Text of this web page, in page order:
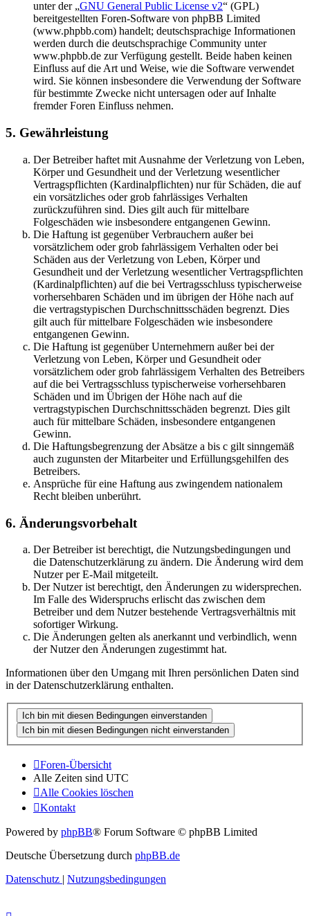
unter der „GNU General Public License v2“ (GPL)
bereitgestellten Foren-Software von phpBB Limited
(www.phpbb.com) handelt; deutschsprachige Informationen
werden durch die deutschsprachige Community unter
www.phpbb.de zur Verfügung gestellt. Beide haben keinen
Einfluss auf die Art und Weise, wie die Software verwendet
wird. Sie können insbesondere die Verwendung der Software
für bestimmte Zwecke nicht untersagen oder auf Inhalte
fremder Foren Einfluss nehmen.
5. Gewährleistung
Der Betreiber haftet mit Ausnahme der Verletzung von Leben,
Körper und Gesundheit und der Verletzung wesentlicher
Vertragspflichten (Kardinalpflichten) nur für Schäden, die auf
ein vorsätzliches oder grob fahrlässiges Verhalten
zurückzuführen sind. Dies gilt auch für mittelbare
Folgeschäden wie insbesondere entgangenen Gewinn.
Die Haftung ist gegenüber Verbrauchern außer bei
vorsätzlichem oder grob fahrlässigem Verhalten oder bei
Schäden aus der Verletzung von Leben, Körper und
Gesundheit und der Verletzung wesentlicher Vertragspflichten
(Kardinalpflichten) auf die bei Vertragsschluss typischerweise
vorhersehbaren Schäden und im übrigen der Höhe nach auf
die vertragstypischen Durchschnittsschäden begrenzt. Dies
gilt auch für mittelbare Folgeschäden wie insbesondere
entgangenen Gewinn.
Die Haftung ist gegenüber Unternehmern außer bei der
Verletzung von Leben, Körper und Gesundheit oder
vorsätzlichem oder grob fahrlässigem Verhalten des Betreibers
auf die bei Vertragsschluss typischerweise vorhersehbaren
Schäden und im Übrigen der Höhe nach auf die
vertragstypischen Durchschnittsschäden begrenzt. Dies gilt
auch für mittelbare Schäden, insbesondere entgangenen
Gewinn.
Die Haftungsbegrenzung der Absätze a bis c gilt sinngemäß
auch zugunsten der Mitarbeiter und Erfüllungsgehilfen des
Betreibers.
Ansprüche für eine Haftung aus zwingendem nationalem
Recht bleiben unberührt.
6. Änderungsvorbehalt
Der Betreiber ist berechtigt, die Nutzungsbedingungen und
die Datenschutzerklärung zu ändern. Die Änderung wird dem
Nutzer per E-Mail mitgeteilt.
Der Nutzer ist berechtigt, den Änderungen zu widersprechen.
Im Falle des Widerspruchs erlischt das zwischen dem
Betreiber und dem Nutzer bestehende Vertragsverhältnis mit
sofortiger Wirkung.
Die Änderungen gelten als anerkannt und verbindlich, wenn
der Nutzer den Änderungen zugestimmt hat.
Informationen über den Umgang mit Ihren persönlichen Daten sind
in der Datenschutzerklärung enthalten.
Foren-Übersicht
Alle Zeiten sind UTC
Alle Cookies löschen
Kontakt
Powered by phpBB® Forum Software © phpBB Limited
Deutsche Übersetzung durch phpBB.de
Datenschutz | Nutzungsbedingungen